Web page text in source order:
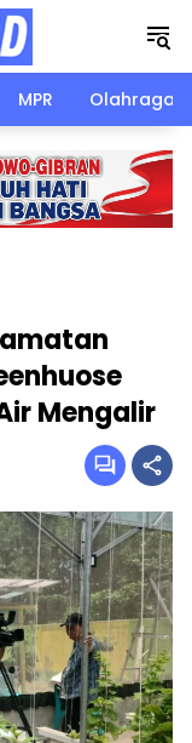
MPR Olahraga
Mengalir